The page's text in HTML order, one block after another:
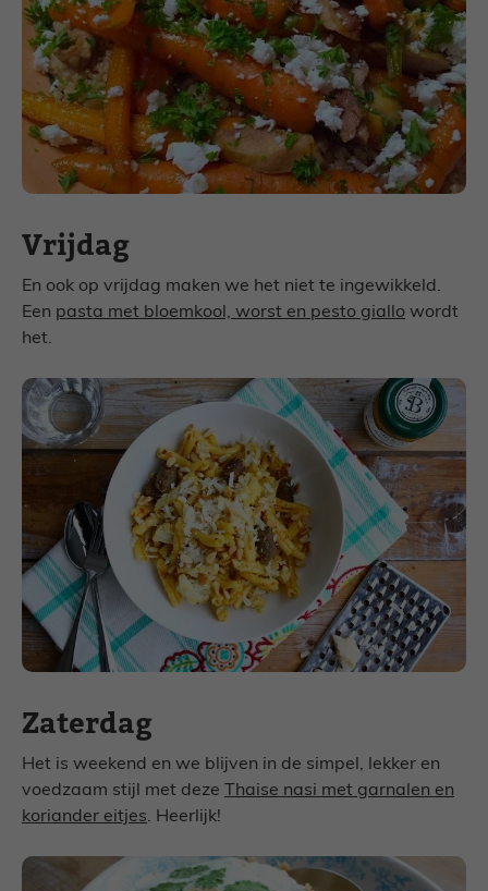
Vrijdag
En ook op vrijdag maken we het niet te ingewikkeld.
Een pasta met bloemkool, worst en pesto giallo wordt
het.
Zaterdag
Het is weekend en we blijven in de simpel, lekker en
voedzaam stijl met deze Thaise nasi met garnalen en
koriander eitjes. Heerlijk!